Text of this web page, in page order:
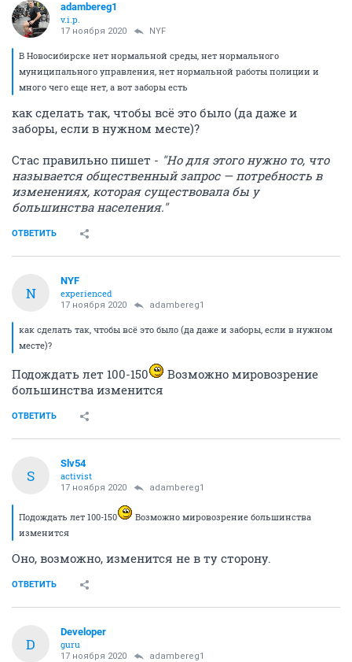
adambereg1
v.i.p.
17 ноября 2020 NYF
В Новосибирске нет нормальной среды, нет нормального
муниципального управления, нет нормальной работы полиции и
много чего еще нет, а вот заборы есть
как сделать так, чтобы всё это было (да даже и
заборы, если в нужном месте)?
Стас правильно пишет - "Но для этого нужно то, что
называется общественный запрос — потребность в
изменениях, которая существовала бы у
большинства населения."
ОТВЕТИТЬ
N
NYF
experienced
17 ноября 2020 adambereg1
как сделать так, чтобы всё это было (да даже и заборы, если в нужном
месте)?
Подождать лет 100-150
Возможно мировозрение
большинства изменится
ОТВЕТИТЬ
S
Slv54
activist
17 ноября 2020 adambereg1
Подождать лет 100-150
Возможно мировозрение большинства
изменится
Оно, возможно, изменится не в ту сторону.
ОТВЕТИТЬ
D
Developer
guru
17 ноября 2020 adambereg1